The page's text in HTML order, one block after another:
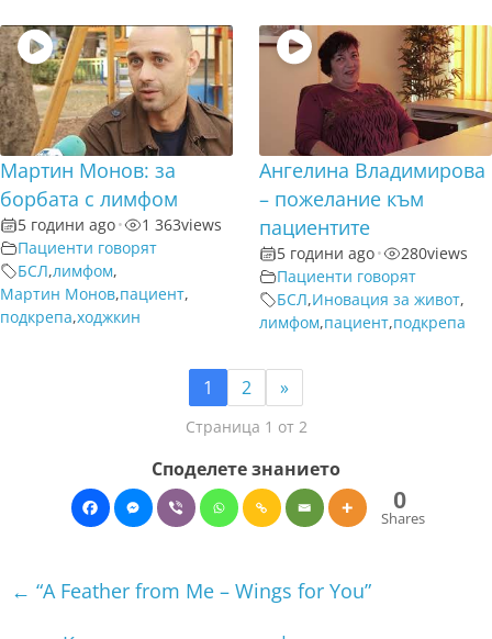
Мартин Монов: за
борбата с лимфом
5 години ago• 1 363views
Пациенти говорят
БСЛ,лимфом,
Мартин Монов,пациент,
подкрепа,ходжкин
Ангелина Владимирова
– пожелание към
пациентите
5 години ago• 280views
Пациенти говорят
БСЛ,Иновация за живот,
лимфом,пациент,подкрепа
1 2 »
Страница 1 от 2
Споделете знанието
0
Shares
← “A Feather from Me – Wings for You”